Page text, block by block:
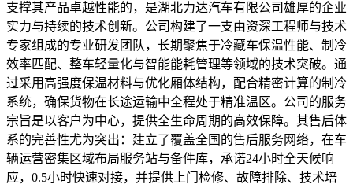
支撑其产品卓越性能的，是湖北力达汽车有限公司雄厚的企业
实力与持续的技术创新。公司构建了一支由资深工程师与技术
专家组成的专业研发团队，长期聚焦于冷藏车保温性能、制冷
效率匹配、整车轻量化与智能能耗管理等领域的技术突破。通
过采用高强度保温材料与优化厢体结构，配合精密计算的制冷
系统，确保货物在长途运输中全程处于精准温区。公司的服务
宗旨是以客户为中心，提供全生命周期的高效保障。其售后体
系的完善性尤为突出：建立了覆盖全国的售后服务网络，在车
辆运营密集区域布局服务站与备件库，承诺24小时全天候响
应，0.5小时快速对接，并提供上门检修、故障排除、技术培